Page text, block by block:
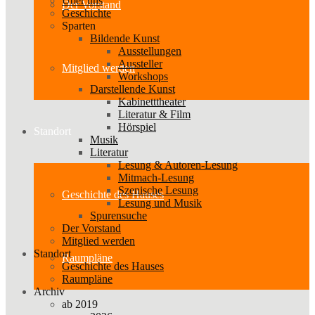
Der Vorstand
Mitglied werden
Standort
Geschichte des Hauses
Raumpläne
Geschichte
Sparten
Bildende Kunst
Ausstellungen
Aussteller
Workshops
Darstellende Kunst
Kabinetttheater
Literatur & Film
Hörspiel
Musik
Literatur
Lesung & Autoren-Lesung
Mitmach-Lesung
Szenische Lesung
Lesung und Musik
Spurensuche
Der Vorstand
Mitglied werden
Standort
Geschichte des Hauses
Raumpläne
Archiv
ab 2019